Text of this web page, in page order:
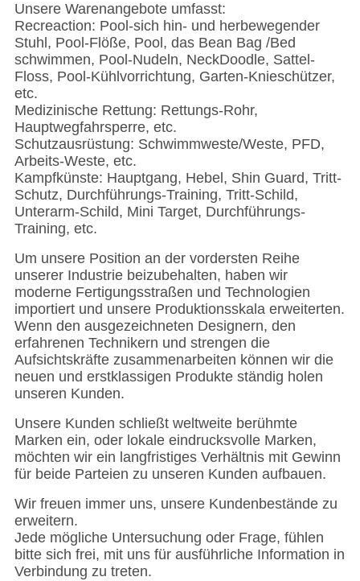
Unsere Warenangebote umfasst:
Recreaction: Pool-sich hin- und herbewegender
Stuhl, Pool-Flöße, Pool, das Bean Bag /Bed
schwimmen, Pool-Nudeln, NeckDoodle, Sattel-
Floss, Pool-Kühlvorrichtung, Garten-Knieschützer,
etc.
Medizinische Rettung: Rettungs-Rohr,
Hauptwegfahrsperre, etc.
Schutzausrüstung: Schwimmweste/Weste, PFD,
Arbeits-Weste, etc.
Kampfkünste: Hauptgang, Hebel, Shin Guard, Tritt-
Schutz, Durchführungs-Training, Tritt-Schild,
Unterarm-Schild, Mini Target, Durchführungs-
Training, etc.
Um unsere Position an der vordersten Reihe
unserer Industrie beizubehalten, haben wir
moderne Fertigungsstraßen und Technologien
importiert und unsere Produktionsskala erweiterten.
Wenn den ausgezeichneten Designern, den
erfahrenen Technikern und strengen die
Aufsichtskräfte zusammenarbeiten können wir die
neuen und erstklassigen Produkte ständig holen
unseren Kunden.
Unsere Kunden schließt weltweite berühmte
Marken ein, oder lokale eindrucksvolle Marken,
möchten wir ein langfristiges Verhältnis mit Gewinn
für beide Parteien zu unseren Kunden aufbauen.
Wir freuen immer uns, unsere Kundenbestände zu
erweitern.
Jede mögliche Untersuchung oder Frage, fühlen
bitte sich frei, mit uns für ausführliche Information in
Verbindung zu treten.